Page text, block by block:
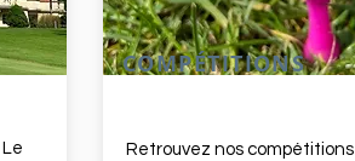
COMPÉTITIONS
Retrouvez nos compétitions